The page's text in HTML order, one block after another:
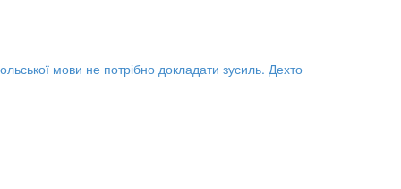
мови не потрібно докладати зусиль. Дехто